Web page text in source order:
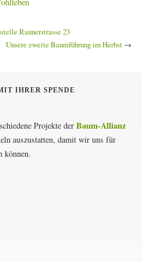
Raunerstrasse 23
Unsere zweite Baumführung im Herbst →
IHRER SPENDE
Projekte der Baum-Allianz
auszustatten, damit wir uns für
können.